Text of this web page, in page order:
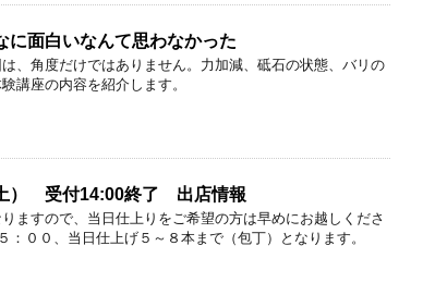
に面白いなんて思わなかった
、角度だけではありません。力加減、砥石の状態、バリの
講座の内容を紹介します。
） 受付14:00終了 出店情報
ますので、当日仕上りをご希望の方は早めにお越しくださ
：００、当日仕上げ５～８本まで（包丁）となります。